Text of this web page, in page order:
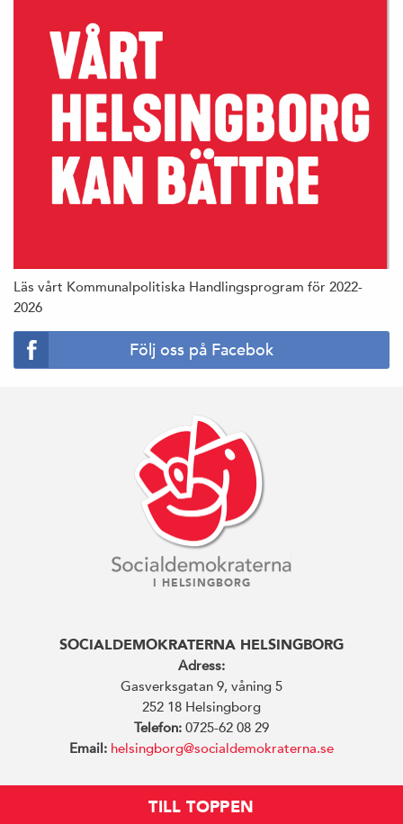
Läs vårt Kommunalpolitiska Handlingsprogram för 2022-
2026
Följ oss på Facebok
I HELSINGBORG
SOCIALDEMOKRATERNA HELSINGBORG
Adress:
Gasverksgatan 9, våning 5
252 18 Helsingborg
Telefon: 0725-62 08 29
Email: helsingborg@socialdemokraterna.se
TILL TOPPEN